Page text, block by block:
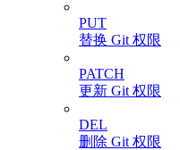
PUT
替换 Git 权限
PATCH
更新 Git 权限
DEL
删除 Git 权限